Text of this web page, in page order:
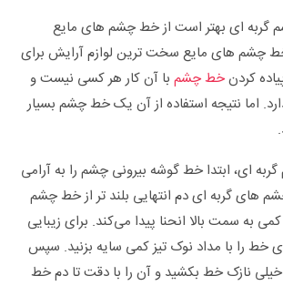
ای بهتر است از خط چشم های مایع
خط چشم های مایع سخت ترین لوازم آرایش برای
کردنخط چشم با آن کار هر کسی نیست و
اما نتیجه استفاده از آن یک خط چشم بسیار
ای، ابتدا خط گوشه بیرونی چشم را به آرامی
های گربه ای دم انتهایی بلند تر از خط چشم
به سمت بالا انحنا پیدا می‌کند. برای زیبایی
خط را با مداد نوک تیز کمی سایه بزنید. سپس
نازک خط بکشید و آن را با دقت تا دم خط